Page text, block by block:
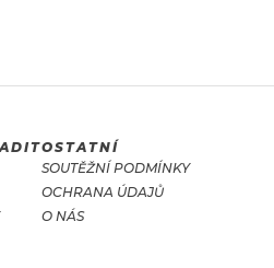
OSTATNÍ
SOUTĚŽNÍ PODMÍNKY
OCHRANA ÚDAJŮ
O NÁS